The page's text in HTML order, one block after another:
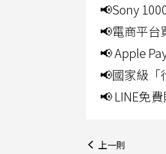
📢Sony
📢電商平台
📢 Apple
📢國家級「
📢 LINE免
上一則